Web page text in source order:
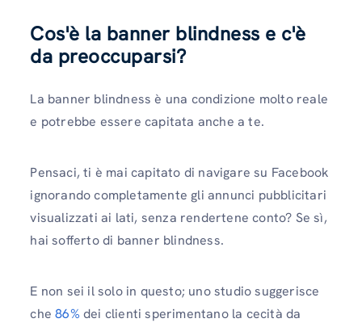
Cos'è la banner blindness e c'è
da preoccuparsi?
La banner blindness è una condizione molto reale
e potrebbe essere capitata anche a te.
Pensaci, ti è mai capitato di navigare su Facebook
ignorando completamente gli annunci pubblicitari
visualizzati ai lati, senza rendertene conto? Se sì,
hai sofferto di banner blindness.
E non sei il solo in questo; uno studio suggerisce
che86% dei clienti sperimentano la cecità da